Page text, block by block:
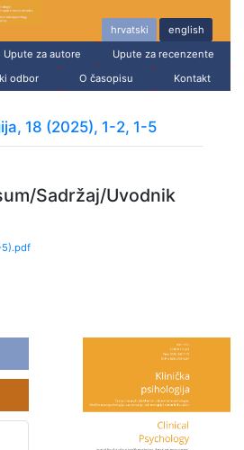
hrvatski
english
Upute za autore
Upute za recenzente
odbor O časopisu Kontakt
18 (2025), 1-2, 1-5
Sadržaj/Uvodnik
5).pdf